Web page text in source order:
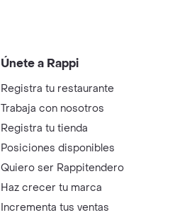
Únete a Rappi
Registra tu restaurante
Trabaja con nosotros
Registra tu tienda
Posiciones disponibles
Quiero ser Rappitendero
Haz crecer tu marca
Incrementa tus ventas